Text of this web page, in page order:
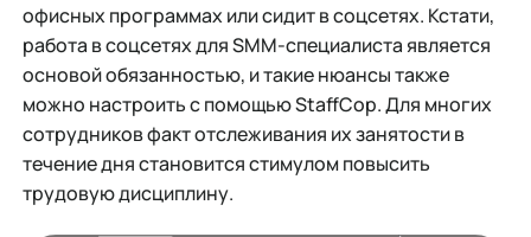
офисных программах или сидит в соцсетях. Кстати,
работа в соцсетях для SMM-специалиста является
основой обязанностью, и такие нюансы также
можно настроить с помощью StaffCop. Для многих
сотрудников факт отслеживания их занятости в
течение дня становится стимулом повысить
трудовую дисциплину.